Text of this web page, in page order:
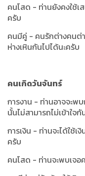
คนโสด - ท่านยังคงใช้เ
ครับ
คนมีคู่ - คนรักต่างคนต่
ห่างเหินกันไปได้นะครับ
คนเกิดวันจันทร์
การงาน - ท่านอาจจะพ
นั้นไม่สามารถไม่เข้าใจ
การเงิน - ท่านจะได้ใช้
ครับ
คนโสด - ท่านจะพบเจอ